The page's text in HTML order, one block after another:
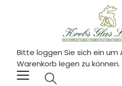
Bitte loggen Sie sich ein um
Warenkorb legen zu können.